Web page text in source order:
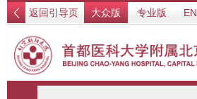
返回引导页 大众版 专业版 EN